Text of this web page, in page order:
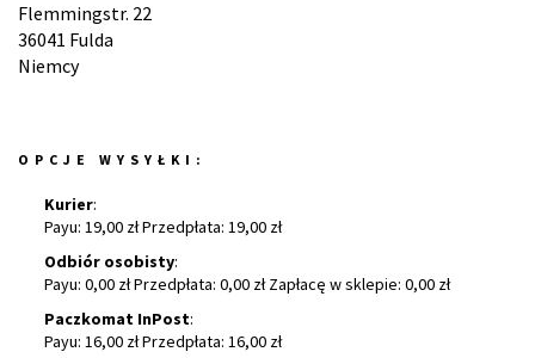
Flemmingstr. 22
36041 Fulda
Niemcy
OPCJE WYSYŁKI:
Kurier:
Payu: 19,00 zł Przedpłata: 19,00 zł
Odbiór osobisty:
Payu: 0,00 zł Przedpłata: 0,00 zł Zapłacę w sklepie: 0,00 zł
Paczkomat InPost:
Payu: 16,00 zł Przedpłata: 16,00 zł